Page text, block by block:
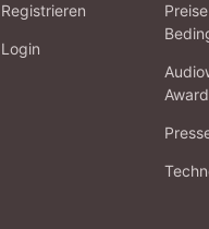
Registrieren
Login
Award